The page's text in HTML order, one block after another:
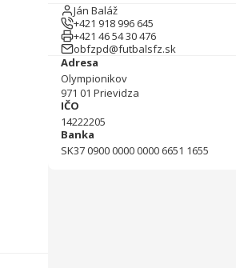
Ján Baláž
+421 918 996 645
+421 46 54 30 476
obfzpd@futbalsfz.sk
Adresa
Olympionikov
971 01 Prievidza
IČO
14222205
Banka
SK37 0900 0000 0000 6651 1655